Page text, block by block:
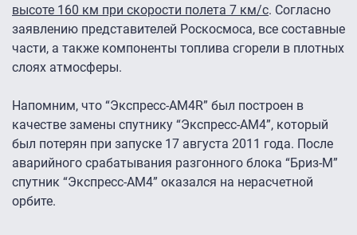
высоте 160 км при скорости полета 7 км/с. Согласно
заявлению представителей Роскосмоса, все составные
части, а также компоненты топлива сгорели в плотных
слоях атмосферы.
Напомним, что “Экспресс-АМ4R” был построен в
качестве замены спутнику “Экспресс-АМ4”, который
был потерян при запуске 17 августа 2011 года. После
аварийного срабатывания разгонного блока “Бриз-М”
спутник “Экспресс-АМ4” оказался на нерасчетной
орбите.